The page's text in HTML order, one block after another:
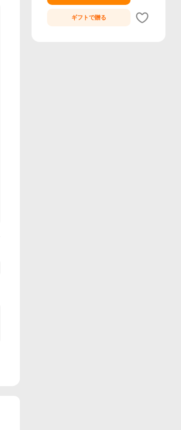
ギフトで贈る